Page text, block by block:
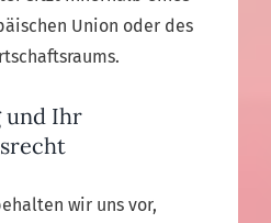
Union oder des
und Ihr
wir uns vor,